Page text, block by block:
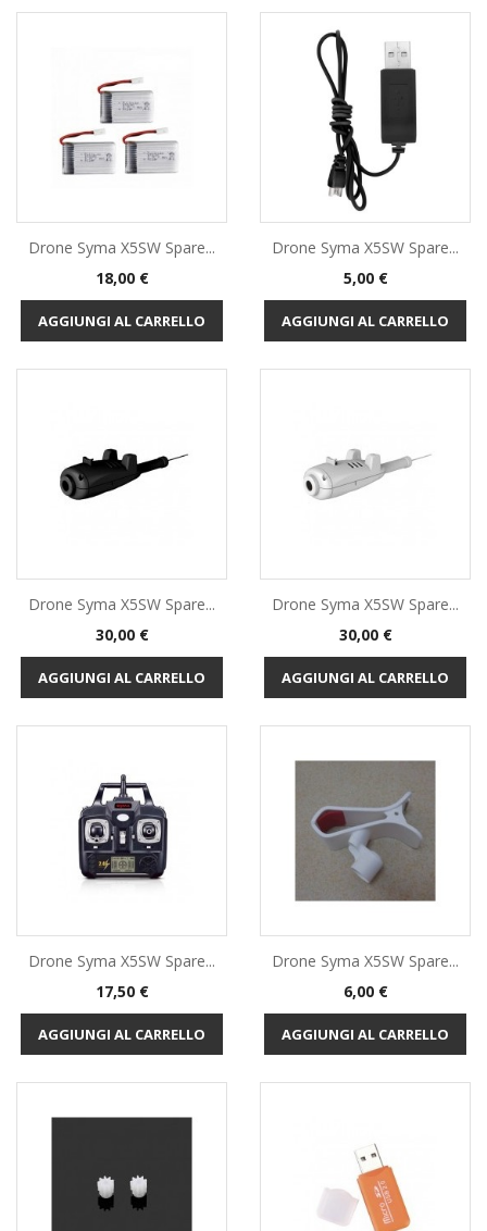
Drone Syma X5SW Spare...
Prezzo
18,00 €
AGGIUNGI AL CARRELLO
Drone Syma X5SW Spare...
Prezzo
5,00 €
AGGIUNGI AL CARRELLO
Drone Syma X5SW Spare...
Prezzo
30,00 €
AGGIUNGI AL CARRELLO
Drone Syma X5SW Spare...
Prezzo
30,00 €
AGGIUNGI AL CARRELLO
Drone Syma X5SW Spare...
Prezzo
17,50 €
AGGIUNGI AL CARRELLO
Drone Syma X5SW Spare...
Prezzo
6,00 €
AGGIUNGI AL CARRELLO